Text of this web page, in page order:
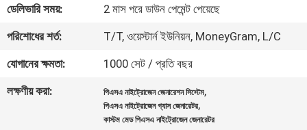
আমাদের
সাথে
যোগাযোগ
করুন
ডেলিভারি সময়:
2 মাস পরে ডাউন পেমেন্ট পেয়েছে
পরিশোধের শর্ত:
T/T, ওয়েস্টার্ন ইউনিয়ন, MoneyGram, L/C
যোগানের ক্ষমতা:
1000 সেট / প্রতি বছর
লক্ষণীয় করা:
পিএসএ নাইট্রোজেন জেনারেশন সিস্টেম,
পিএসএ নাইট্রোজেন গ্যাস জেনারেটর,
কাস্টম মেড পিএসএ নাইট্রোজেন জেনারেটর